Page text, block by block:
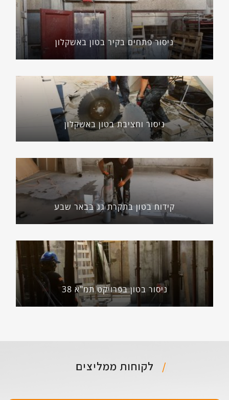
ניסור פתחים בקיר בטון באשקלון
ניסור וחציבת בטון באשקלון
קידוח בטון בתקרת גג בבאר שבע
ניסור בטון בפרויקט תמ"א 38
לקוחות ממליצים